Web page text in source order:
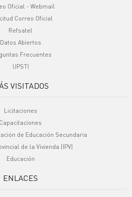
Oficial - Webmail
Correo Oficial
Refsatel
Datos Abiertos
Frecuentes
UPSTI
VISITADOS
Licitaciones
Capacitaciones
de Educación Secundaria
de la Vivienda (IPV)
Educación
ENLACES